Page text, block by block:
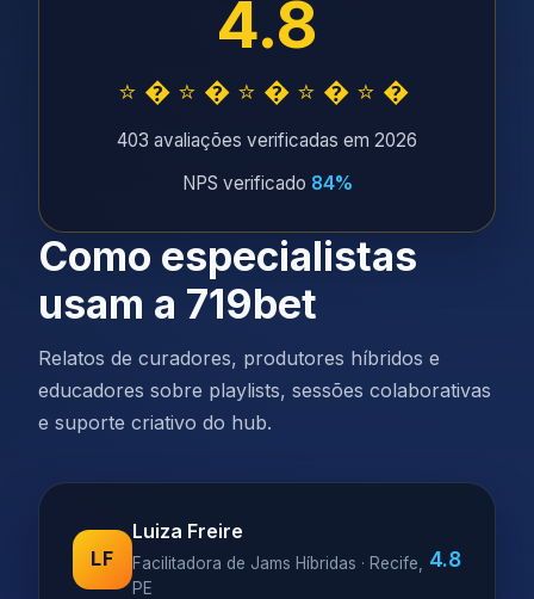
4.8
⭐�⭐�⭐�⭐�⭐�
403 avaliações verificadas em 2026
NPS verificado 84%
Como especialistas
usam a 719bet
Relatos de curadores, produtores híbridos e
educadores sobre playlists, sessões colaborativas
e suporte criativo do hub.
LF
Luiza Freire
Facilitadora de Jams Híbridas · Recife,
PE
4.8